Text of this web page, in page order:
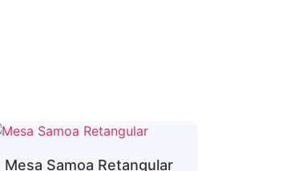
Mesa Samoa Retangular